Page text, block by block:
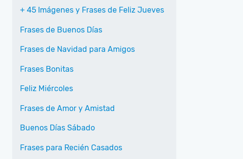
+ 45 Imágenes y Frases de Feliz Jueves
Frases de Buenos Días
Frases de Navidad para Amigos
Frases Bonitas
Feliz Miércoles
Frases de Amor y Amistad
Buenos Días Sábado
Frases para Recién Casados